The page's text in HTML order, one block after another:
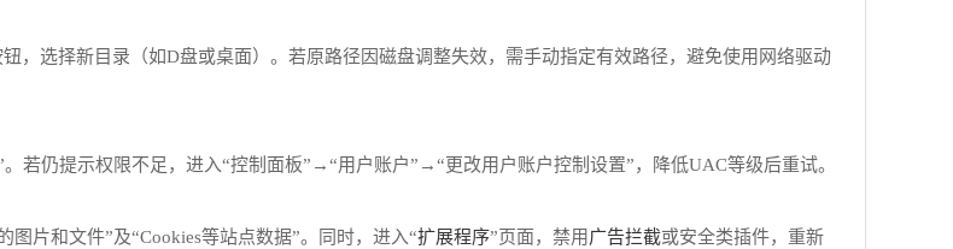
钮，选择新目录（如D盘或桌面）。若原路径因磁盘调整失效，需手动指定有效路径，避免使用网络驱动
若仍提示权限不足，进入“控制面板”→“用户账户”→“更改用户账户控制设置”，降低UAC等级后重试。
图片和文件”及“Cookies等站点数据”。同时，进入“扩展程序”页面，禁用广告拦截或安全类插件，重新